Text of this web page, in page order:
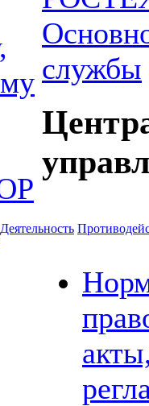
службы
Деятельность